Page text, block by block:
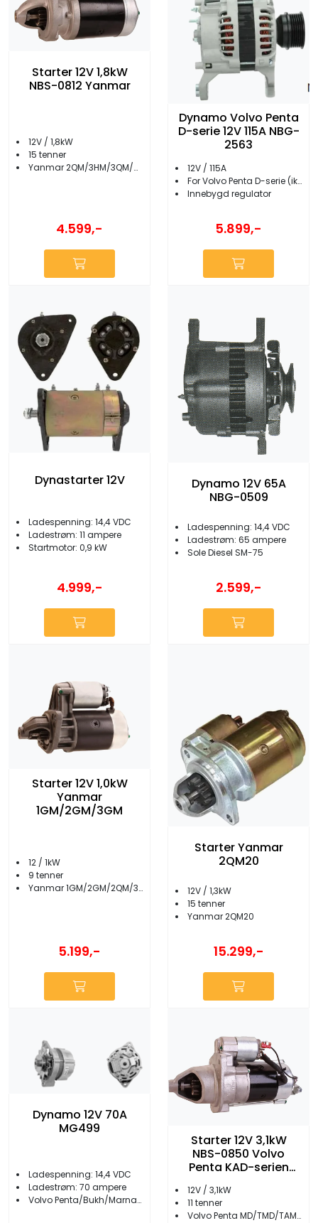
Starter 12V 1,8kW
NBS-0812 Yanmar
12V / 1,8kW
15 tenner
Yanmar 2QM/3HM/3QM/4JH
4.599,-
Dynamo Volvo Penta
D-serie 12V 115A NBG-
2563
12V / 115A
For Volvo Penta D-serie (ikke D3-130/160/190/SX/200/220)
Innebygd regulator
5.899,-
Dynastarter 12V
Ladespenning: 14,4 VDC
Ladestrøm: 11 ampere
Startmotor: 0,9 kW
4.999,-
Dynamo 12V 65A
NBG-0509
Ladespenning: 14,4 VDC
Ladestrøm: 65 ampere
Sole Diesel SM-75
2.599,-
Starter 12V 1,0kW
Yanmar
1GM/2GM/3GM
12 / 1kW
9 tenner
Yanmar 1GM/2GM/2QM/3GM
5.199,-
Starter Yanmar
2QM20
12V / 1,3kW
15 tenner
Yanmar 2QM20
15.299,-
Dynamo 12V 70A
MG499
Ladespenning: 14,4 VDC
Ladestrøm: 70 ampere
Volvo Penta/Bukh/Marna/Sabb/Nanni m.fl.
Starter 12V 3,1kW
NBS-0850 Volvo
Penta KAD-serien
12V / 3,1kW
11 tenner
Volvo Penta MD/TMD/TAMD/KAD-serien/AQAD m.fl.